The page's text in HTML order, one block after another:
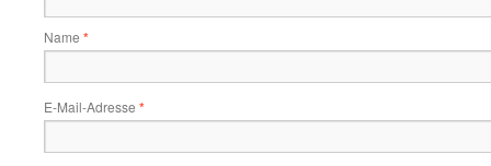
Name *
E-Mail-Adresse *